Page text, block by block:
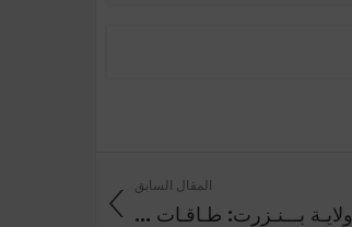
المقال السابق
ولايـة بـــنـزرت: طـاقـات ...